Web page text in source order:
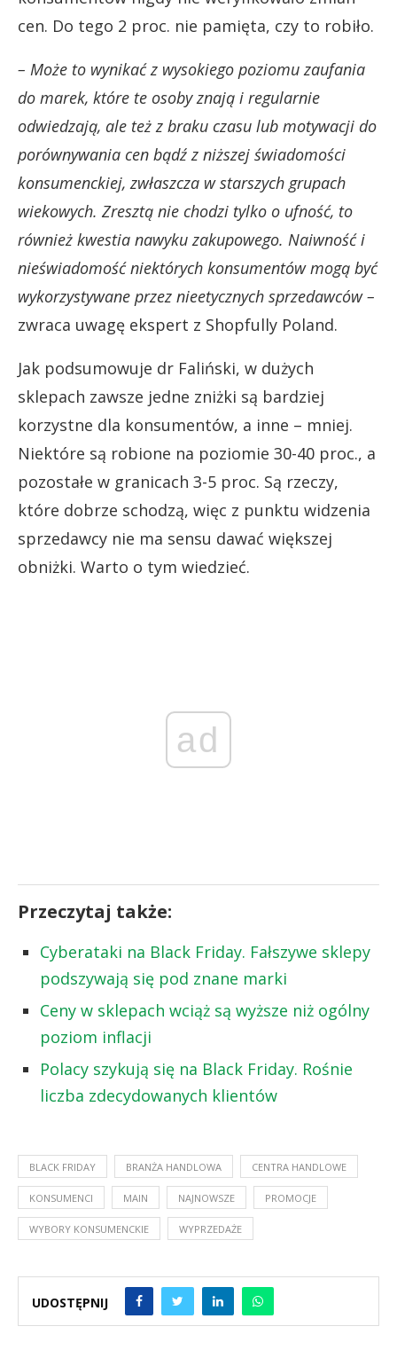
cen. Do tego 2 proc. nie pamięta, czy to robiło.
– Może to wynikać z wysokiego poziomu zaufania
do marek, które te osoby znają i regularnie
odwiedzają, ale też z braku czasu lub motywacji do
porównywania cen bądź z niższej świadomości
konsumenckiej, zwłaszcza w starszych grupach
wiekowych. Zresztą nie chodzi tylko o ufność, to
również kwestia nawyku zakupowego. Naiwność i
nieświadomość niektórych konsumentów mogą być
wykorzystywane przez nieetycznych sprzedawców –
zwraca uwagę ekspert z Shopfully Poland.
Jak podsumowuje dr Faliński, w dużych
sklepach zawsze jedne zniżki są bardziej
korzystne dla konsumentów, a inne – mniej.
Niektóre są robione na poziomie 30-40 proc., a
pozostałe w granicach 3-5 proc. Są rzeczy,
które dobrze schodzą, więc z punktu widzenia
sprzedawcy nie ma sensu dawać większej
obniżki. Warto o tym wiedzieć.
ad
Przeczytaj także:
Cyberataki na Black Friday. Fałszywe sklepy
podszywają się pod znane marki
Ceny w sklepach wciąż są wyższe niż ogólny
poziom inflacji
Polacy szykują się na Black Friday. Rośnie
liczba zdecydowanych klientów
BLACK FRIDAY BRANŻA HANDLOWA CENTRA HANDLOWE
KONSUMENCI MAIN NAJNOWSZE PROMOCJE
WYBORY KONSUMENCKIE WYPRZEDAŻE
UDOSTĘPNIJ